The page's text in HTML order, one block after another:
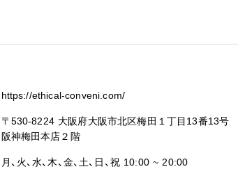
https://ethical-conveni.com/
〒530-8224 大阪府大阪市北区梅田１丁目13番13号
阪神梅田本店２階
月、火、水、木、金、土、日、祝 10:00 ~ 20:00